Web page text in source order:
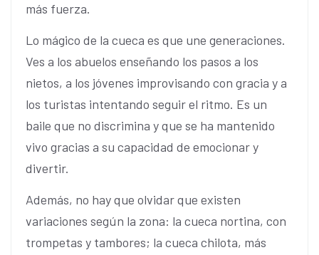
más fuerza.
Lo mágico de la cueca es que une generaciones.
Ves a los abuelos enseñando los pasos a los
nietos, a los jóvenes improvisando con gracia y a
los turistas intentando seguir el ritmo. Es un
baile que no discrimina y que se ha mantenido
vivo gracias a su capacidad de emocionar y
divertir.
Además, no hay que olvidar que existen
variaciones según la zona: la cueca nortina, con
trompetas y tambores; la cueca chilota, más